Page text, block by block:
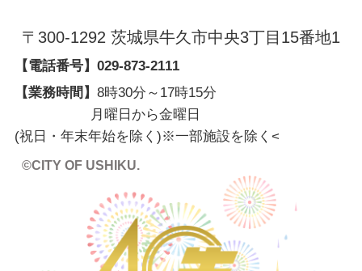
〒300-1292 茨城県牛久市中央3丁目15番地1
【電話番号】 029-873-2111
【業務時間】 8時30分～17時15分
月曜日から金曜日
(祝日・年末年始を除く)※一部施設を除く <
©CITY OF USHIKU.